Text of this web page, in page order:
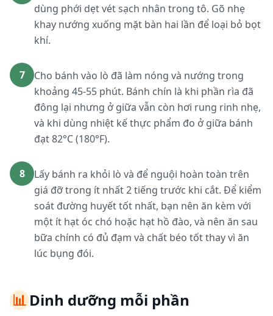
dùng phới dẹt vét sạch nhân trong tô. Gõ nhẹ
khay nướng xuống mặt bàn hai lần để loại bỏ bọt
khí.
7
Cho bánh vào lò đã làm nóng và nướng trong
khoảng 45-55 phút. Bánh chín là khi phần rìa đã
đông lại nhưng ở giữa vẫn còn hơi rung rinh nhẹ,
và khi dùng nhiệt kế thực phẩm đo ở giữa bánh
đạt 82°C (180°F).
8
Lấy bánh ra khỏi lò và để nguội hoàn toàn trên
giá đỡ trong ít nhất 2 tiếng trước khi cắt. Để kiểm
soát đường huyết tốt nhất, bạn nên ăn kèm với
một ít hạt óc chó hoặc hạt hồ đào, và nên ăn sau
bữa chính có đủ đạm và chất béo tốt thay vì ăn
lúc bụng đói.
📊Dinh dưỡng mỗi phần